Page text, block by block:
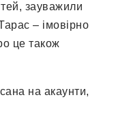
зауважили
– імовірно
це також
на акаунти,